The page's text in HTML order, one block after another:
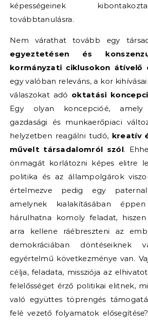
képességeinek
továbbtanulásra.
Nem várathat tovább egy
egyeztetésen és
kormányzati ciklusokon átívelő
egy valóban releváns, a kor
válaszokat adó oktatási
Egy olyan koncepcióé,
gazdasági és munkaerőpiaci
helyzetben reagálni tudó, kreatív
művelt társadalomról szól.
önmagát korlátozni képes elitre
politika és az állampolgárok
értelmezve pedig egy
amelynek kialakításában
hárulhatna komoly feladat,
arra kellene ráébreszteni az
demokráciában döntéseiknek
egyértelmű következménye van.
célja, feladata, missziója az
felelősséget érző politikai elitnek,
való együttes töprengés
felé vezető folyamatok